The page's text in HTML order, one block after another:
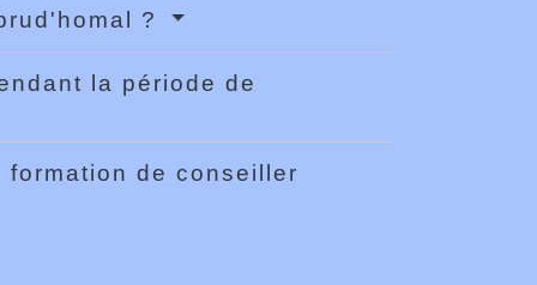
?
la période de
de conseiller